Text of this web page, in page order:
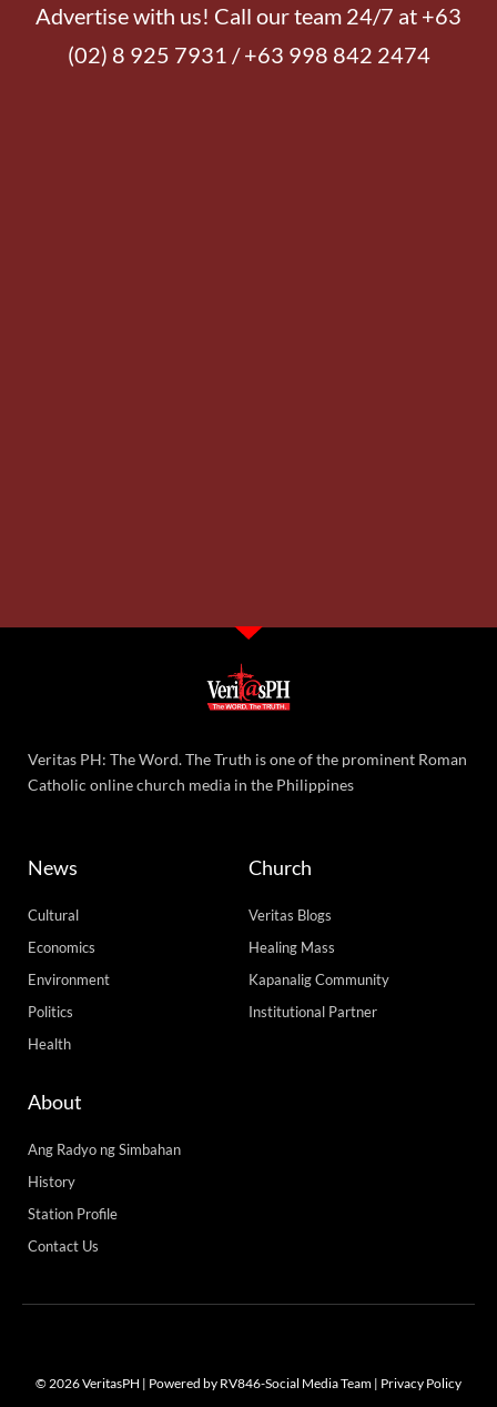
Advertise with us! Call our team 24/7 at +63
(02) 8 925 7931 / +63 998 842 2474
Veritas PH: The Word. The Truth is one of the prominent Roman
Catholic online church media in the Philippines
News
Cultural
Economics
Environment
Politics
Health
Church
Veritas Blogs
Healing Mass
Kapanalig Community
Institutional Partner
About
Ang Radyo ng Simbahan
History
Station Profile
Contact Us
© 2026 VeritasPH | Powered by RV846-Social Media Team | Privacy Policy